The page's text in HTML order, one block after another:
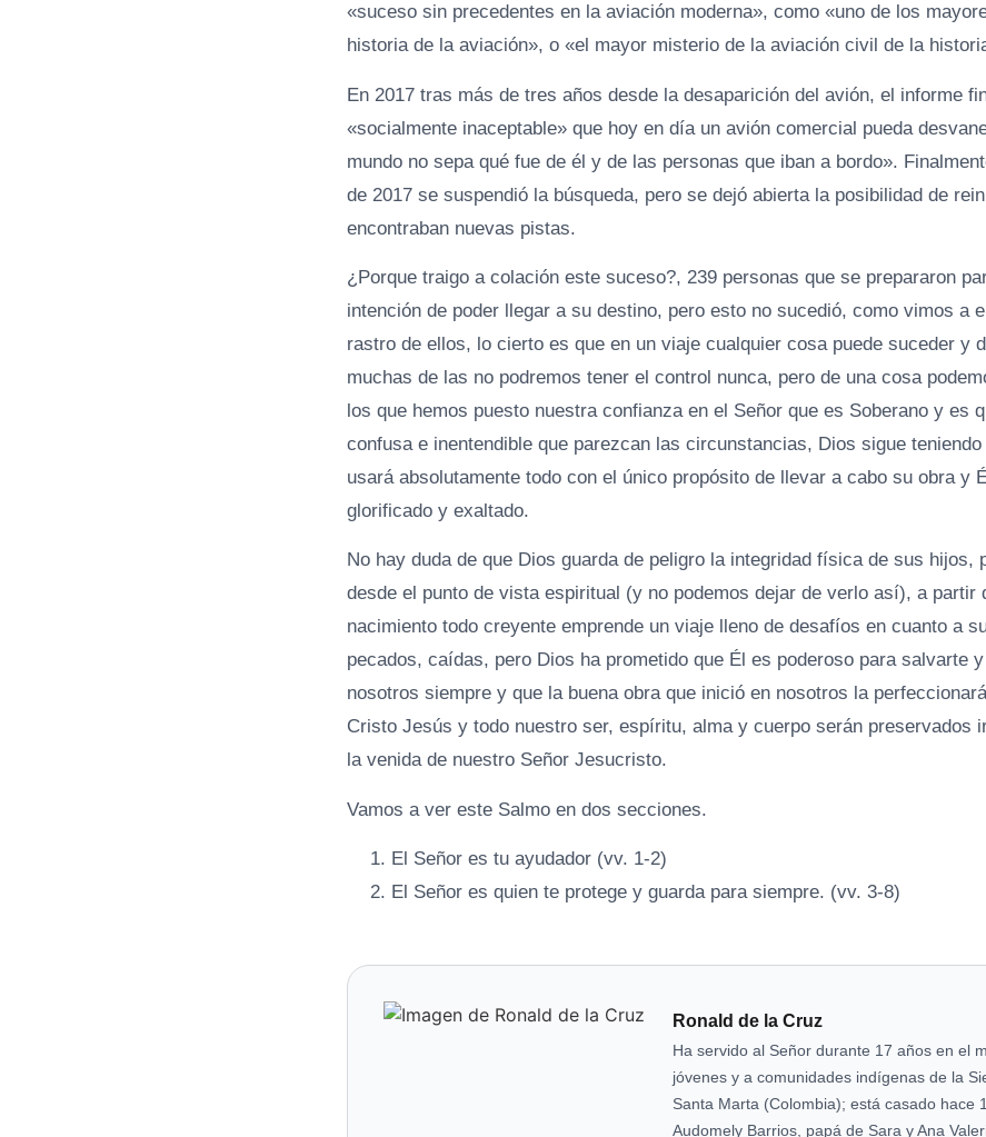
«suceso sin precedentes en la aviación moderna», como «uno de los
historia de la aviación», o «el mayor misterio de la aviación civil de la
En 2017 tras más de tres años desde la desaparición del avión, el informe
«socialmente inaceptable» que hoy en día un avión comercial pueda
mundo no sepa qué fue de él y de las personas que iban a bordo».
de 2017 se suspendió la búsqueda, pero se dejó abierta la posibilidad de
encontraban nuevas pistas.
¿Porque traigo a colación este suceso?, 239 personas que se prepararon
intención de poder llegar a su destino, pero esto no sucedió, como vimos a
rastro de ellos, lo cierto es que en un viaje cualquier cosa puede suceder y
muchas de las no podremos tener el control nunca, pero de una cosa
los que hemos puesto nuestra confianza en el Señor que es Soberano y es
confusa e inentendible que parezcan las circunstancias, Dios sigue
usará absolutamente todo con el único propósito de llevar a cabo su obra y
glorificado y exaltado.
No hay duda de que Dios guarda de peligro la integridad física de sus hijos,
desde el punto de vista espiritual (y no podemos dejar de verlo así), a partir
nacimiento todo creyente emprende un viaje lleno de desafíos en cuanto a
pecados, caídas, pero Dios ha prometido que Él es poderoso para salvarte
nosotros siempre y que la buena obra que inició en nosotros la
Cristo Jesús y todo nuestro ser, espíritu, alma y cuerpo serán preservados
la venida de nuestro Señor Jesucristo.
Vamos a ver este Salmo en dos secciones.
El Señor es tu ayudador (vv. 1-2)
El Señor es quien te protege y guarda para siempre. (vv. 3-8)
Ronald de la Cruz
Ha servido al Señor durante 17 años en el
jóvenes y a comunidades indígenas de la
Santa Marta (Colombia); está casado hace
Audomely Barrios, papá de Sara y Ana